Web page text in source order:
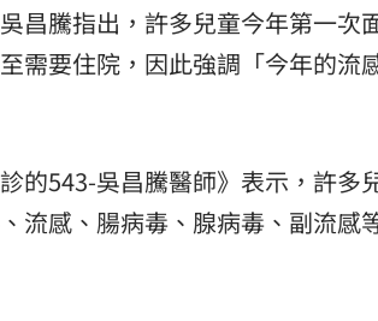
昌騰指出，許多兒童今年第一次
需要住院，因此強調「今年的流
的543-吳昌騰醫師》表示，許多
流感、腸病毒、腺病毒、副流感